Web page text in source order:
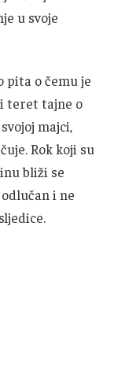
u svoje
pita o čemu je
teret tajne o
majci,
Rok koji su
bliži se
i ne